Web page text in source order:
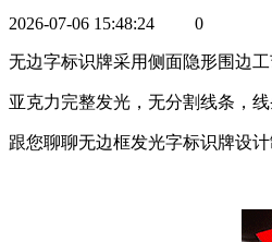
2026-07-06 15:48:24 0
无边字标识牌采用侧面隐形围边
亚克力完整发光，无分割线条，
跟您聊聊无边框发光字标识牌设计